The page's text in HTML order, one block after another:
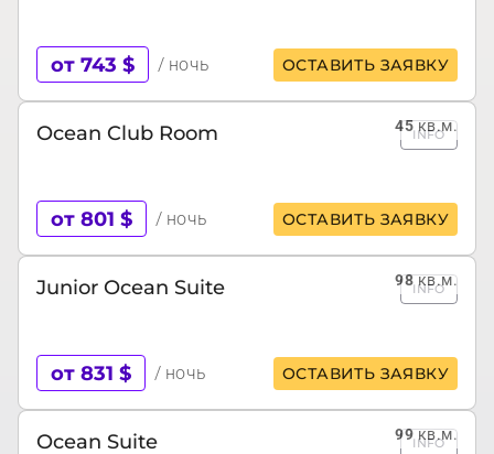
от 743 $ / ночь ОСТАВИТЬ ЗАЯВКУ
45кв.м.
Ocean Club Room INFO
от 801 $ / ночь ОСТАВИТЬ ЗАЯВКУ
98кв.м.
Junior Ocean Suite INFO
от 831 $ / ночь ОСТАВИТЬ ЗАЯВКУ
99кв.м.
Ocean Suite INFO